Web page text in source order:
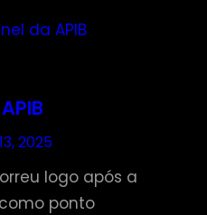
2025
logo após a
ponto